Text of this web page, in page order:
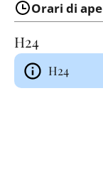
Orari di
H24
H24